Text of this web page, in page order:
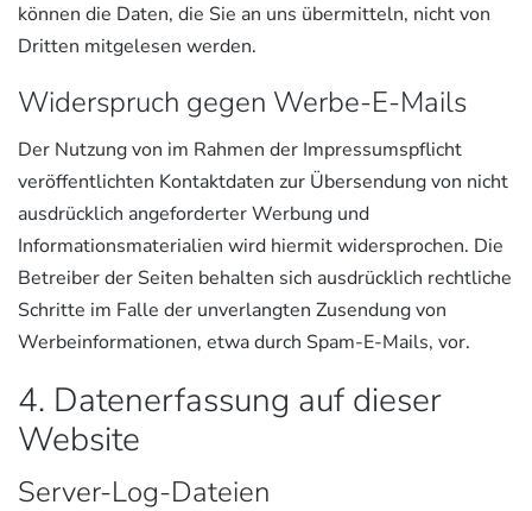
können die Daten, die Sie an uns übermitteln, nicht von
Dritten mitgelesen werden.
Widerspruch gegen Werbe-E-Mails
Der Nutzung von im Rahmen der Impressumspflicht
veröffentlichten Kontaktdaten zur Übersendung von nicht
ausdrücklich angeforderter Werbung und
Informationsmaterialien wird hiermit widersprochen. Die
Betreiber der Seiten behalten sich ausdrücklich rechtliche
Schritte im Falle der unverlangten Zusendung von
Werbeinformationen, etwa durch Spam-E-Mails, vor.
4. Datenerfassung auf dieser
Website
Server-Log-Dateien